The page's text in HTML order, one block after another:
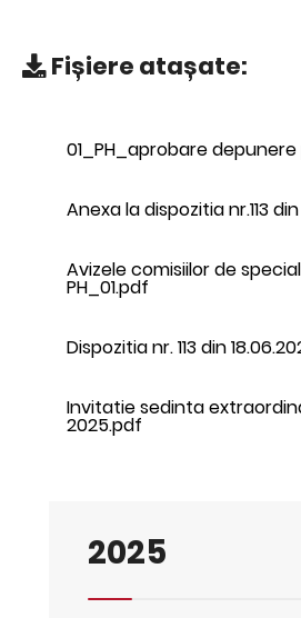
Fișiere atașate:
01_PH_aprobare
Anexa la dispozitia nr.113
Avizele comisiilor de
PH_01.pdf
Dispozitia nr. 113 din
Invitatie sedinta
2025.pdf
2025